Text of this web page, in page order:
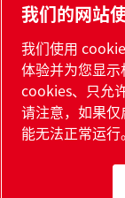
地
图.
cookies
号-2
我们的网站
我们使用
体验并为您显
cookies、只允
请注意，如果
能无法正常运行